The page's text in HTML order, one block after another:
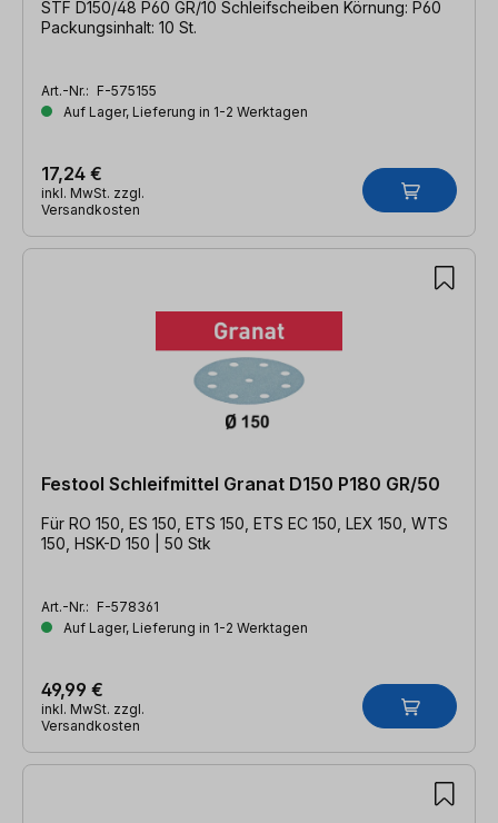
STF D150/48 P60 GR/10 Schleifscheiben Körnung: P60
Packungsinhalt: 10 St.
Art.-Nr.: F-575155
Auf Lager, Lieferung in 1-2 Werktagen
17,24 €
inkl. MwSt. zzgl.
Versandkosten
Festool Schleifmittel Granat D150 P180 GR/50
Für RO 150, ES 150, ETS 150, ETS EC 150, LEX 150, WTS
150, HSK-D 150 | 50 Stk
Art.-Nr.: F-578361
Auf Lager, Lieferung in 1-2 Werktagen
49,99 €
inkl. MwSt. zzgl.
Versandkosten